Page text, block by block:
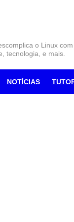
o Linux
tecnologia, e mais.
NOTÍCIAS